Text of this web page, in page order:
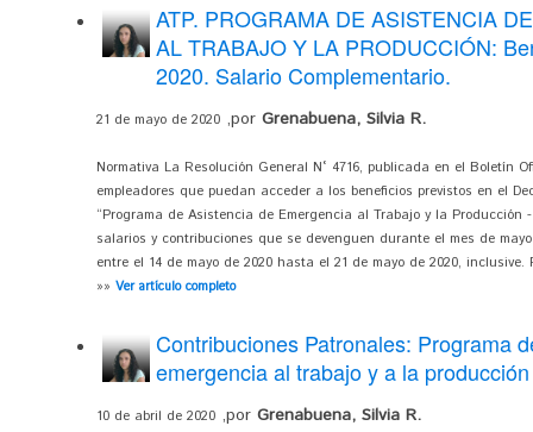
ATP. PROGRAMA DE ASISTENCIA
AL TRABAJO Y LA PRODUCCIÓN:
2020. Salario Complementario.
21 de mayo de 2020 ,por Grenabuena, Silvia R.
Normativa La Resolución General N° 4716, publicada en el Boletín
empleadores que puedan acceder a los beneficios previstos en el
“Programa de Asistencia de Emergencia al Trabajo y la Producción
salarios y contribuciones que se devenguen durante el mes de
entre el 14 de mayo de 2020 hasta el 21 de mayo de 2020,
»» Ver artículo completo
Contribuciones Patronales: Programa
emergencia al trabajo y a la
10 de abril de 2020 ,por Grenabuena, Silvia R.